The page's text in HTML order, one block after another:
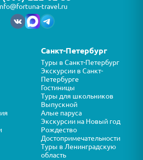
travel.ru
Санкт-Петербург
Туры в Санкт-Петербург
Экскурсии в Санкт-
Петербурге
Гостиницы
Туры для школьников
Выпускной
Алые паруса
Экскурсии на Новый год
Рождество
Достопримечательности
Туры в Ленинградскую
область